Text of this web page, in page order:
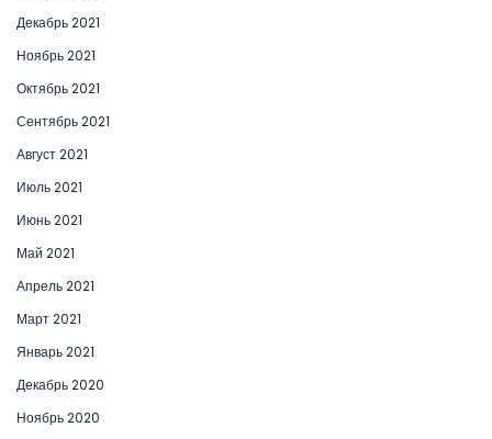
Декабрь 2021
Ноябрь 2021
Октябрь 2021
Сентябрь 2021
Август 2021
Июль 2021
Июнь 2021
Май 2021
Апрель 2021
Март 2021
Январь 2021
Декабрь 2020
Ноябрь 2020